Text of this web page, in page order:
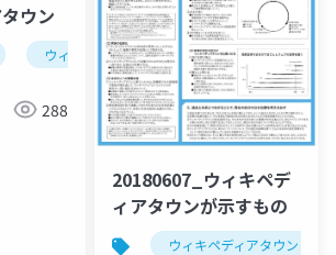
ウン
ウィキペディアタウン
288
20180607_ウィキペデ
ィアタウンが示すもの
ウィキペディアタウン